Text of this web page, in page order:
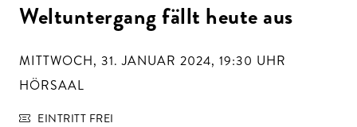
Weltuntergang fällt heute aus
MITTWOCH, 31. JANUAR 2024, 19:30 UHR
HÖRSAAL
EINTRITT FREI